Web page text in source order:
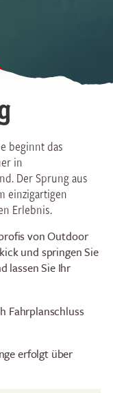
beginnt das
in
Der Sprung aus
einzigartigen
Erlebnis.
von Outdoor
und springen Sie
lassen Sie Ihr
Fahrplanschluss
erfolgt über